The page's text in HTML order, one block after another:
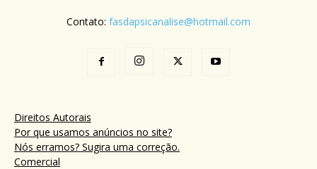
Contato: fasdapsicanalise@hotmail.com
Direitos Autorais
Por que usamos anúncios no site?
Nós erramos? Sugira uma correção.
Comercial